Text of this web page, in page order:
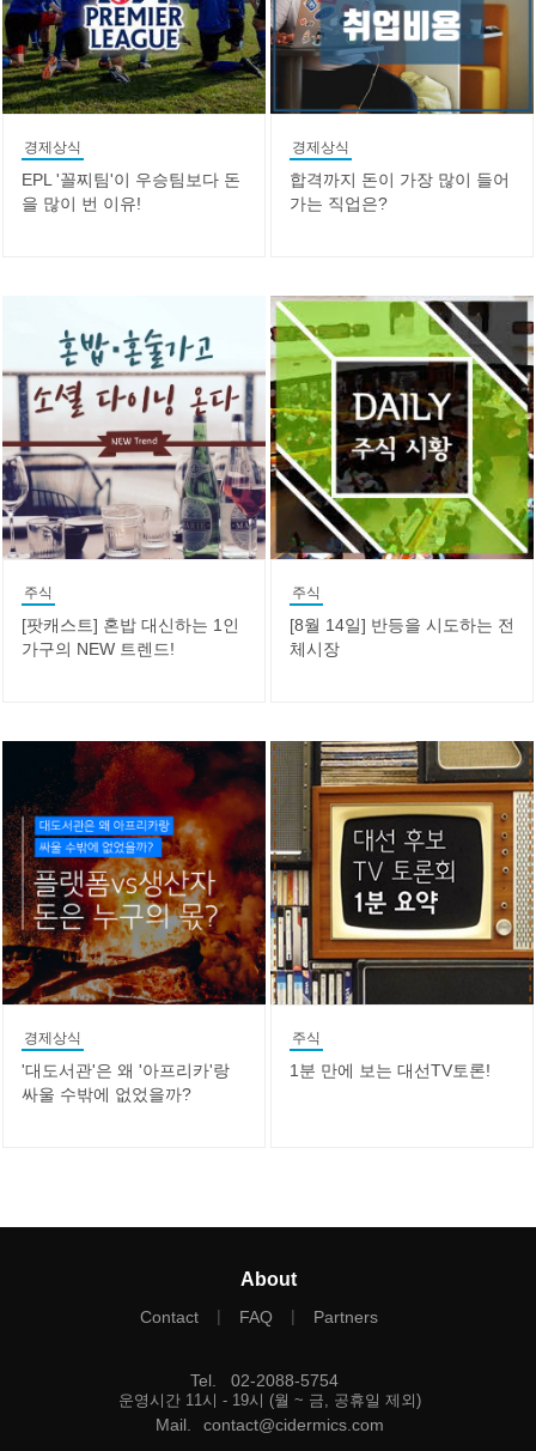
경제상식
EPL '꼴찌팀'이 우승팀보다 돈
을 많이 번 이유!
경제상식
합격까지 돈이 가장 많이 들어
가는 직업은?
주식
[팟캐스트] 혼밥 대신하는 1인
가구의 NEW 트렌드!
주식
[8월 14일] 반등을 시도하는 전
체시장
경제상식
'대도서관'은 왜 '아프리카'랑
싸울 수밖에 없었을까?
주식
1분 만에 보는 대선TV토론!
About
Contact | FAQ | Partners
Tel. 02-2088-5754
운영시간 11시 - 19시 (월 ~ 금, 공휴일 제외)
Mail. contact@cidermics.com